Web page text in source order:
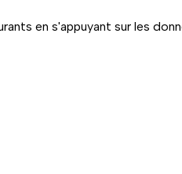
en s'appuyant sur les